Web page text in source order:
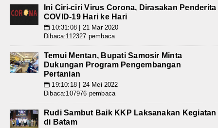
Ini Ciri-ciri Virus Corona, Dirasakan Penderita
COVID-19 Hari ke Hari
📅 10:31:08 | 21 Mar 2020
Dibaca:112327 pembaca
Temui Mentan, Bupati Samosir Minta
Dukungan Program Pengembangan
Pertanian
📅 19:10:18 | 24 Mei 2022
Dibaca:107976 pembaca
Rudi Sambut Baik KKP Laksanakan Kegiatan
di Batam